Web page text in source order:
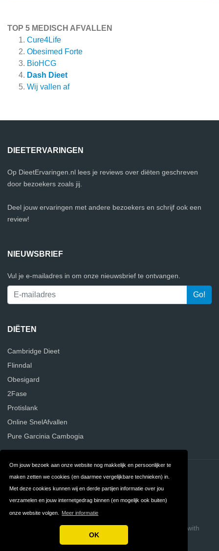
Om jouw bezoek aan onze website nog makkelijk en persoonlijker te
maken zetten we cookies (en daarmee vergelijkbare technieken) in.
Met deze cookies kunnen wij en derde partijen informatie over jou
verzamelen en jouw internetgedrag binnen (en mogelijk ook buiten)
onze website volgen. Meer informatie
OK
TOP 5 MEDISCH AFVALLEN
Cure4Life
Obesimed Forte
BioHCG
Dash Dieet
Wij vallen af
DIEETERVARINGEN
Op DieetErvaringen.nl lees je reviews over diëten geschreven
door bezoekers zoals jij.
Deel jouw ervaringen met andere bezoekers en schrijf ook een
review!
NIEUWSBRIEF
Vul je e-mailadres in om onze nieuwsbrief te ontvangen.
DIËTEN
Cambridge Dieet
Flinndal
Obesigard
2Fase
Protislank
Online SnelAfvallen
Pure Garcinia Cambogia
Contact Privacy
Algemene FAQ
Copyright © 2026 DieetErvaringen
Build review sites with
ReviewTycoon